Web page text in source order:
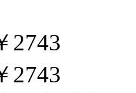
2743
2743